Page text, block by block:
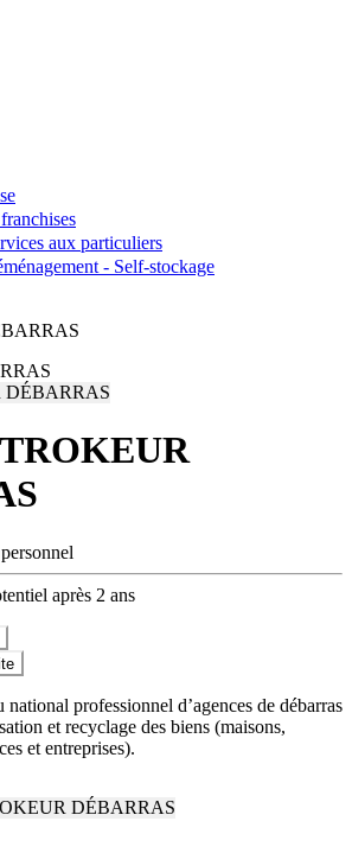
aux particuliers
- Self-stockage
après 2 ans
national professionnel d’agences de débarras
et recyclage des biens (maisons,
et entreprises).